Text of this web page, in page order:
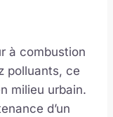
à combustion
polluants, ce
milieu urbain.
d’un